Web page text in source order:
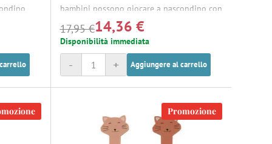
o uno
bambini possono giocare a nascondino con
i nostri amici animali - si divertiranno a
scoprire il loro amico sul fondo della
ciotola mentre mangiano un pasto o uno
spuntino.
17,95 €14,36 €
Disponibilità immediata
+
- Aggiungere al carrello
Promozione